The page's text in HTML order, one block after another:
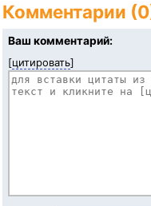
Комментарии
Ваш комментарий:
[цитировать]